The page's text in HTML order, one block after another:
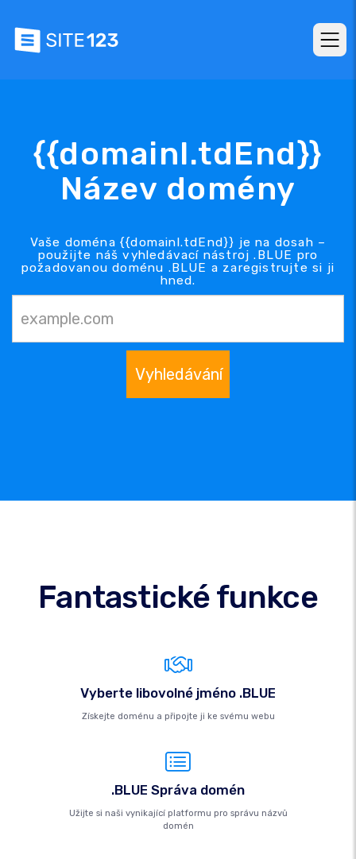
{{domainl.tdEnd}}
Název domény
Vaše doména {{domainl.tdEnd}} je na dosah –
použijte náš vyhledávací nástroj .BLUE pro
požadovanou doménu .BLUE a zaregistrujte si ji
hned.
Vyhledávání
Fantastické funkce
Vyberte libovolné jméno .BLUE
Získejte doménu a připojte ji ke svému webu
.BLUE Správa domén
Užijte si naši vynikající platformu pro správu názvů
domén